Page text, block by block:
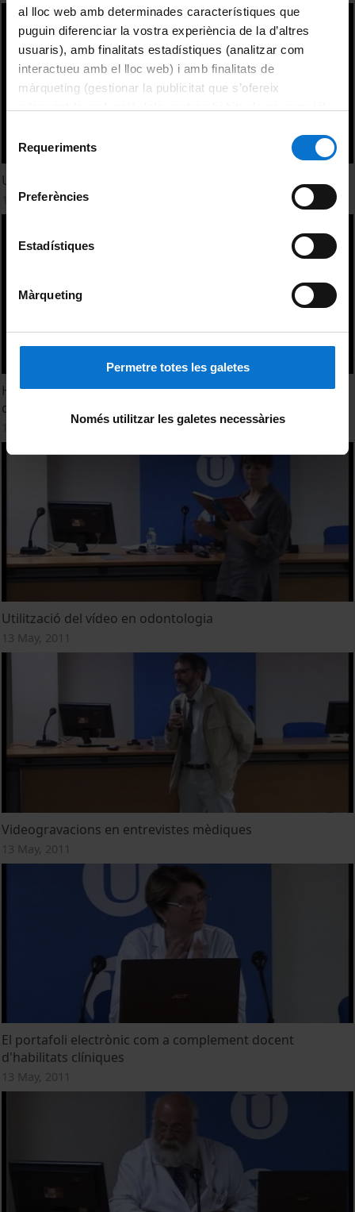
al lloc web amb determinades característiques que
puguin diferenciar la vostra experiència de la d’altres
usuaris), amb finalitats estadístiques (analitzar com
interactueu amb el lloc web) i amb finalitats de
màrqueting (gestionar la publicitat que s’ofereix
consultar laPolítica de galetes del lloc web de la
Requeriments
Preferències
Estadístiques
Màrqueting
Permetre totes les galetes
Només utilitzar les galetes necessàries
Utilització del cine comercial com a eina d'aprenentatge
13 May, 2011
Herramientas tecnológicas para la optimización y mejora
de la enseñanza
Utilització del vídeo en odontologia
13 May, 2011
Videogravacions en entrevistes mèdiques
13 May, 2011
El portafoli electrònic com a complement docent
d'habilitats clíniques
13 May, 2011